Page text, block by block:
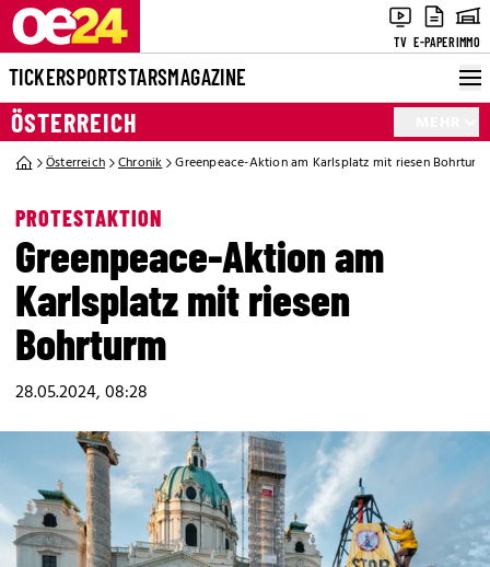
TV E-PAPERIMMO
TICKERSPORTSTARSMAGAZINE
ÖSTERREICH
Österreich Chronik Greenpeace-Aktion am Karlsplatz mit riesen Bohrturm
PROTESTAKTION
Greenpeace-Aktion am
Karlsplatz mit riesen
Bohrturm
28.05.2024, 08:28